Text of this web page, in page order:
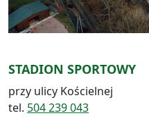
STADION SPORTOWY
przy ulicy Kościelnej
tel. 504 239 043